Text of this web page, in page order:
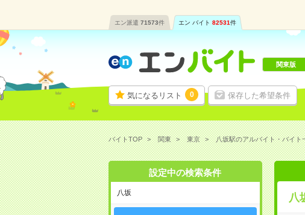
エン派遣 71573件 エン バイト 82531件
気になるリスト 0 保存した希望条件
関東版
バイトTOP 関東 東京 八坂駅のアルバイト・バイト
設定中の検索条件
八坂 八